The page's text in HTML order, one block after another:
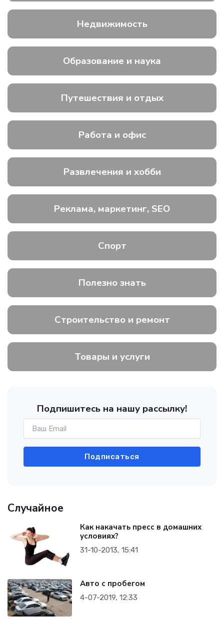
Недвижимость
Образование и наука
Путешествия и отдых
Работа и офис
Развлечения и хобби
Реклама, маркетинг, SEO
Спорт
Полезно знать
Строительство и ремонт
Товары и услуги
Подпишитесь на нашу рассылку!
Подписаться
Случайное
Как накачать пресс в домашних
условиях?
31-10-2013, 15:41
Авто с пробегом
4-07-2019, 12:33